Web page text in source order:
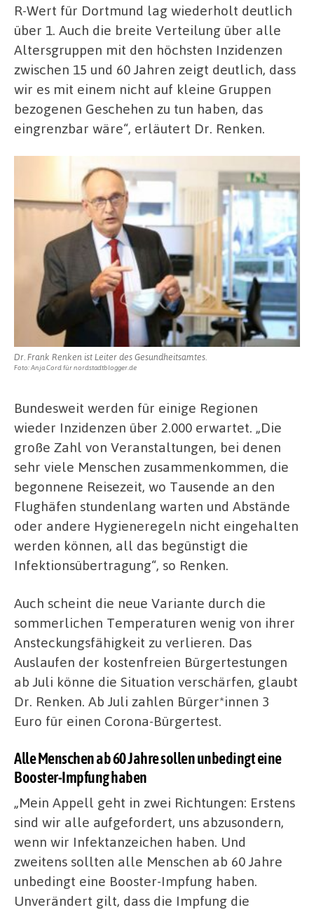
R-Wert für Dortmund lag wiederholt deutlich
über 1. Auch die breite Verteilung über alle
Altersgruppen mit den höchsten Inzidenzen
zwischen 15 und 60 Jahren zeigt deutlich, dass
wir es mit einem nicht auf kleine Gruppen
bezogenen Geschehen zu tun haben, das
eingrenzbar wäre“, erläutert Dr. Renken.
Dr. Frank Renken ist Leiter des Gesundheitsamtes.
Foto: Anja Cord für nordstadtblogger.de
Bundesweit werden für einige Regionen
wieder Inzidenzen über 2.000 erwartet. „Die
große Zahl von Veranstaltungen, bei denen
sehr viele Menschen zusammenkommen, die
begonnene Reisezeit, wo Tausende an den
Flughäfen stundenlang warten und Abstände
oder andere Hygieneregeln nicht eingehalten
werden können, all das begünstigt die
Infektionsübertragung“, so Renken.
Auch scheint die neue Variante durch die
sommerlichen Temperaturen wenig von ihrer
Ansteckungsfähigkeit zu verlieren. Das
Auslaufen der kostenfreien Bürgertestungen
ab Juli könne die Situation verschärfen, glaubt
Dr. Renken. Ab Juli zahlen Bürger*innen 3
Euro für einen Corona-Bürgertest.
Alle Menschen ab 60 Jahre sollen unbedingt eine
Booster-Impfung haben
„Mein Appell geht in zwei Richtungen: Erstens
sind wir alle aufgefordert, uns abzusondern,
wenn wir Infektanzeichen haben. Und
zweitens sollten alle Menschen ab 60 Jahre
unbedingt eine Booster-Impfung haben.
Unverändert gilt, dass die Impfung die